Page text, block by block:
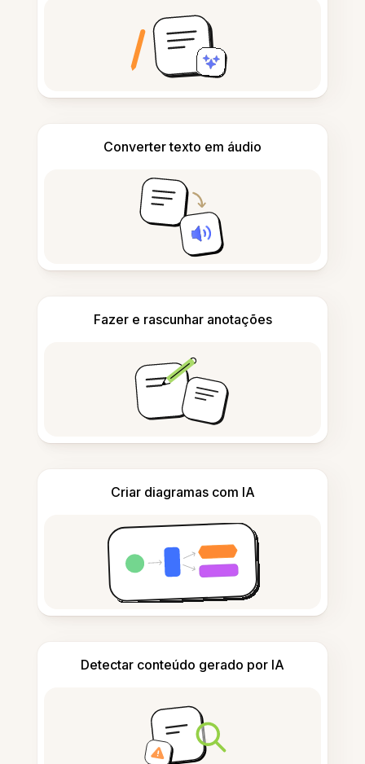
Converter texto em áudio
Fazer e rascunhar anotações
Criar diagramas com IA
Detectar conteúdo gerado por IA